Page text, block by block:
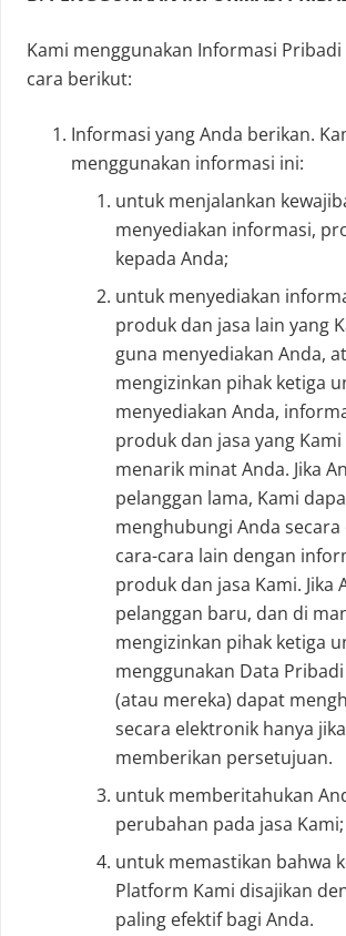
Kami menggunakan Informasi
cara berikut:
Informasi yang Anda berikan.
menggunakan informasi ini:
untuk menjalankan
menyediakan informasi,
kepada Anda;
untuk menyediakan
produk dan jasa lain yang
guna menyediakan Anda,
mengizinkan pihak ketiga
menyediakan Anda,
produk dan jasa yang
menarik minat Anda. Jika
pelanggan lama, Kami
menghubungi Anda
cara-cara lain dengan
produk dan jasa Kami. Jika
pelanggan baru, dan di
mengizinkan pihak ketiga
menggunakan Data
(atau mereka) dapat
secara elektronik hanya
memberikan persetujuan.
untuk memberitahukan
perubahan pada jasa Kami;
untuk memastikan bahwa
Platform Kami disajikan
paling efektif bagi Anda.